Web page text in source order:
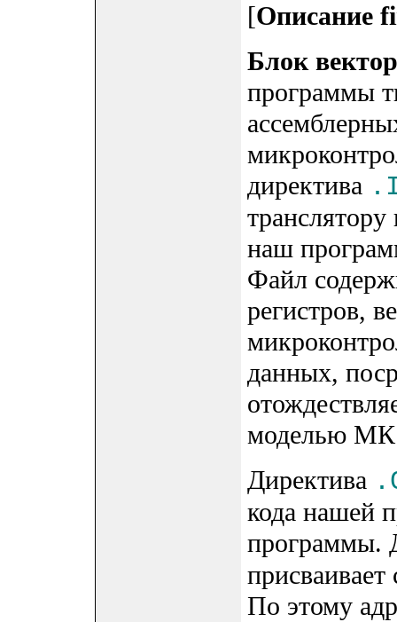
[Описание
Блок
программы
директива
транслятору
наш
Файл
регистров,
данных,
моделью
Директива
кода нашей
программы.
По этому